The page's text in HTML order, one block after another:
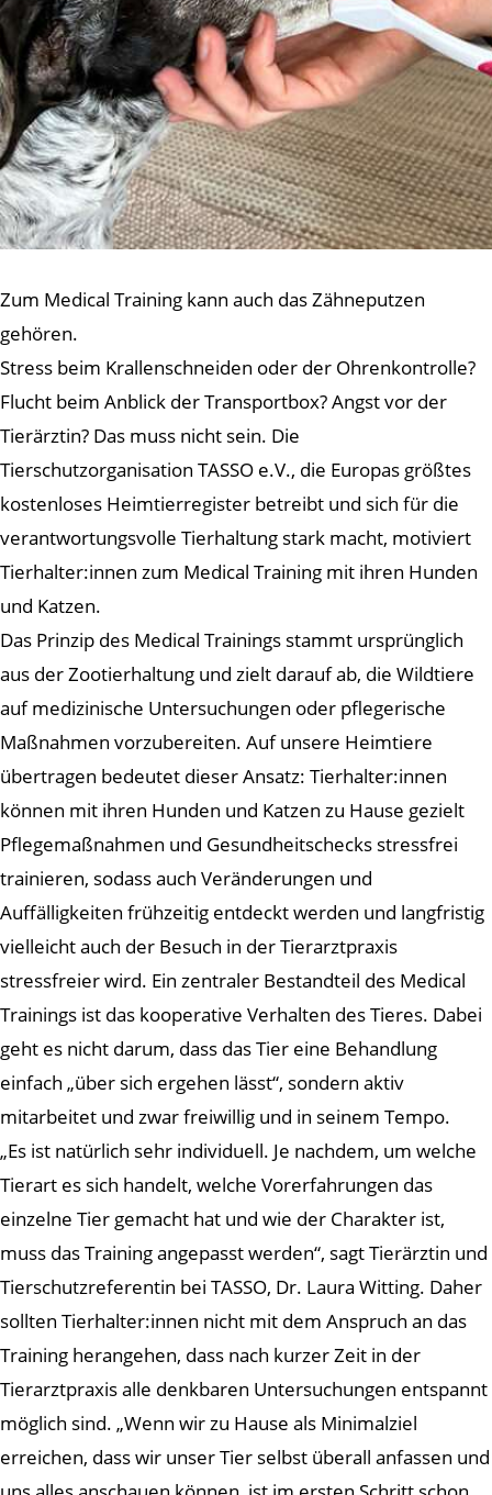
Zum Medical Training kann auch das Zähneputzen
gehören.
Stress beim Krallenschneiden oder der Ohrenkontrolle?
Flucht beim Anblick der Transportbox? Angst vor der
Tierärztin? Das muss nicht sein. Die
Tierschutzorganisation TASSO e.V., die Europas größtes
kostenloses Heimtierregister betreibt und sich für die
verantwortungsvolle Tierhaltung stark macht, motiviert
Tierhalter:innen zum Medical Training mit ihren Hunden
und Katzen.
Das Prinzip des Medical Trainings stammt ursprünglich
aus der Zootierhaltung und zielt darauf ab, die Wildtiere
auf medizinische Untersuchungen oder pflegerische
Maßnahmen vorzubereiten. Auf unsere Heimtiere
übertragen bedeutet dieser Ansatz: Tierhalter:innen
können mit ihren Hunden und Katzen zu Hause gezielt
Pflegemaßnahmen und Gesundheitschecks stressfrei
trainieren, sodass auch Veränderungen und
Auffälligkeiten frühzeitig entdeckt werden und langfristig
vielleicht auch der Besuch in der Tierarztpraxis
stressfreier wird. Ein zentraler Bestandteil des Medical
Trainings ist das kooperative Verhalten des Tieres. Dabei
geht es nicht darum, dass das Tier eine Behandlung
einfach „über sich ergehen lässt“, sondern aktiv
mitarbeitet und zwar freiwillig und in seinem Tempo.
„Es ist natürlich sehr individuell. Je nachdem, um welche
Tierart es sich handelt, welche Vorerfahrungen das
einzelne Tier gemacht hat und wie der Charakter ist,
muss das Training angepasst werden“, sagt Tierärztin und
Tierschutzreferentin bei TASSO, Dr. Laura Witting. Daher
sollten Tierhalter:innen nicht mit dem Anspruch an das
Training herangehen, dass nach kurzer Zeit in der
Tierarztpraxis alle denkbaren Untersuchungen entspannt
möglich sind. „Wenn wir zu Hause als Minimalziel
erreichen, dass wir unser Tier selbst überall anfassen und